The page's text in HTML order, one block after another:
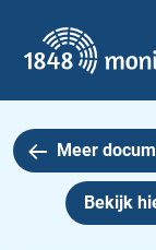
Hoofdmenu
Meer
Bekijk